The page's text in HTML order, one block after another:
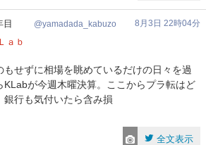
年目 yamadada_kabuzo
8月3日 22時04分
ａｂ
せずに相場を眺めているだけの日々を過
KLabが今週木曜決算。ここからプラ転はど
銀行も気付いたら含み損
全文表示